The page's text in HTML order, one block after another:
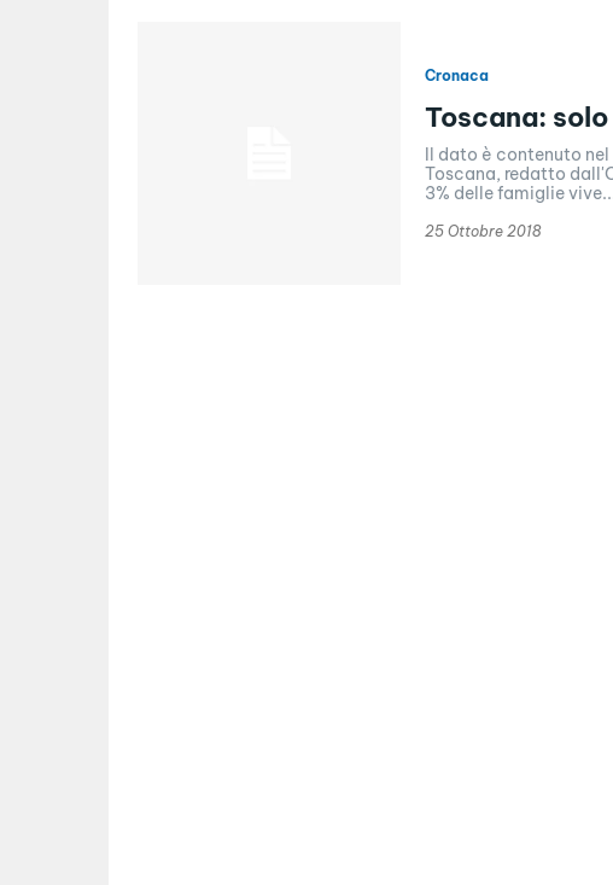
Cronaca
Toscana:
Il dato è contenuto
Toscana, redatto
3% delle famiglie
25 Ottobre 2018